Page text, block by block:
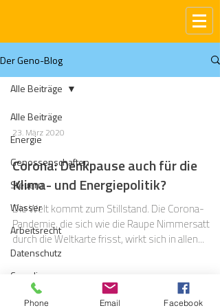
Der Geno-Blog
Alle Beiträge
Energie
Genossenschaften
Steuern
Wasser
Arbeitsrecht
Datenschutz
Compliance
Gas
Alle Beiträge
23. März 2020
Corona: Denkpause auch für die
Klima- und Energiepolitik?
Die Welt kommt zum Stillstand. Die Corona-
Pandemie, die sich wie die Raupe Nimmersatt
durch die Weltkarte frisst, wirkt sich in allen...
Phone Email Facebook